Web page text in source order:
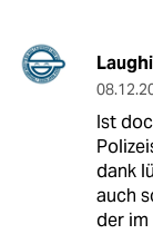
Ist
dank
auch
der im